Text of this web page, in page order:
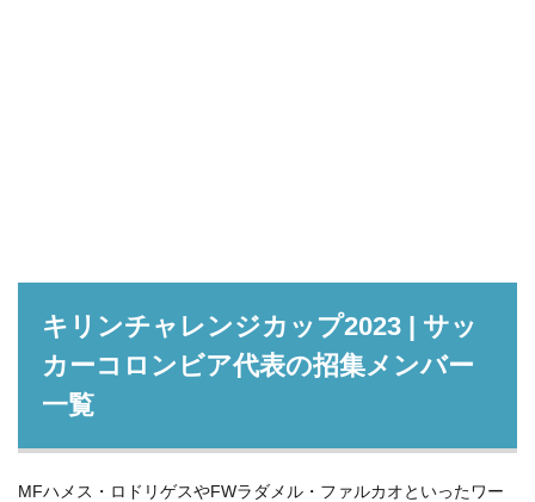
キリンチャレンジカップ2023 | サッ
カーコロンビア代表の招集メンバー
一覧
MFハメス・ロドリゲスやFWラダメル・ファルカオといったワー